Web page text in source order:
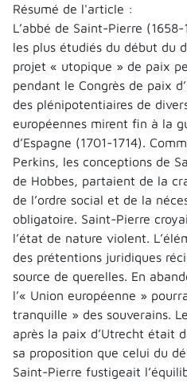
Résumé de l'article :
L’abbé de Saint-Pierre
les plus étudiés du début du
projet « utopique » de paix
pendant le Congrès de paix
des plénipotentiaires de
européennes mirent fin à la
d’Espagne (1701-1714).
Perkins, les conceptions de
de Hobbes, partaient de la
de l’ordre social et de la
obligatoire. Saint-Pierre
l’état de nature violent.
des prétentions juridiques
source de querelles. En
l’« Union européenne »
tranquille » des souverains.
après la paix d’Utrecht était
sa proposition que celui du
Saint-Pierre fustigeait